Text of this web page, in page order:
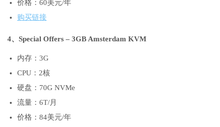
价格：60美元/年
购买链接
4、Special Offers – 3GB Amsterdam KVM
内存：3G
CPU：2核
硬盘：70G NVMe
流量：6T/月
价格：84美元/年